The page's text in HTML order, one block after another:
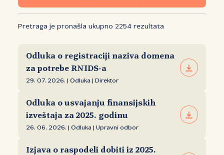
Pretraga je pronašla ukupno 2254 rezultata
Odluka o registraciji naziva domena
za potrebe RNIDS‑a
29. 07. 2026. | Odluka | Direktor
Odluka o usvajanju finansijskih
izveštaja za 2025. godinu
26. 06. 2026. | Odluka | Upravni odbor
Izjava o raspodeli dobiti iz 2025.